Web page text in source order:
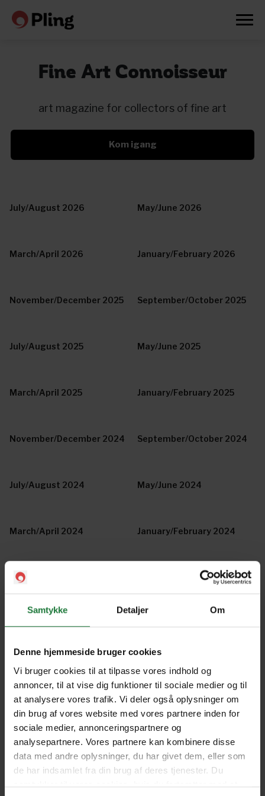
Samtykke Detaljer Om
Denne hjemmeside bruger cookies
Vi bruger cookies til at tilpasse vores indhold og
annoncer, til at vise dig funktioner til sociale medier og til
at analysere vores trafik. Vi deler også oplysninger om
din brug af vores website med vores partnere inden for
sociale medier, annonceringspartnere og
analysepartnere. Vores partnere kan kombinere disse
data med andre oplysninger, du har givet dem, eller som
de har indsamlet fra din brug af deres tjenester. Du
samtykker til vores cookies, hvis du fortsætter med at
Fine Art Connoisseur
art magazine for collectors of fine art
Kom igang
July/August 2026 May/June 2026
March/April 2026 January/February 2026
November/December 2025 September/October 2025
July/August 2025 May/June 2025
March/April 2025 January/February 2025
November/December 2024 September/October 2024
July/August 2024 May/June 2024
March/April 2024 January/February 2024
November/December 2023 September/October 2023
March/April 2023 January/February 2023
November/December 2022 September/October 2022
July/August 2022 May/June 2022